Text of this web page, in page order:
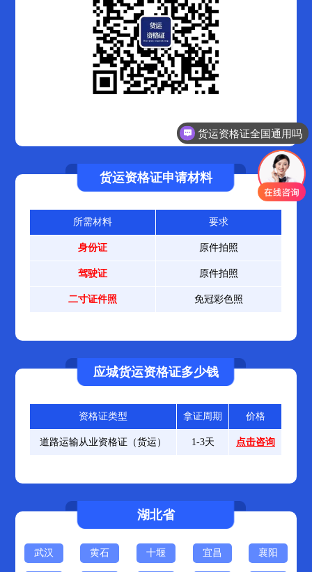
货运资格证申请材料
所需材料 要求
身份证 原件拍照
驾驶证 原件拍照
二寸证件照 免冠彩色照
应城货运资格证多少钱
资格证类型 拿证周期 价格
道路运输从业资格证（货运） 1-3天 点击咨询
湖北省
武汉 黄石 十堰 宜昌 襄阳
货运资格证全国通用吗